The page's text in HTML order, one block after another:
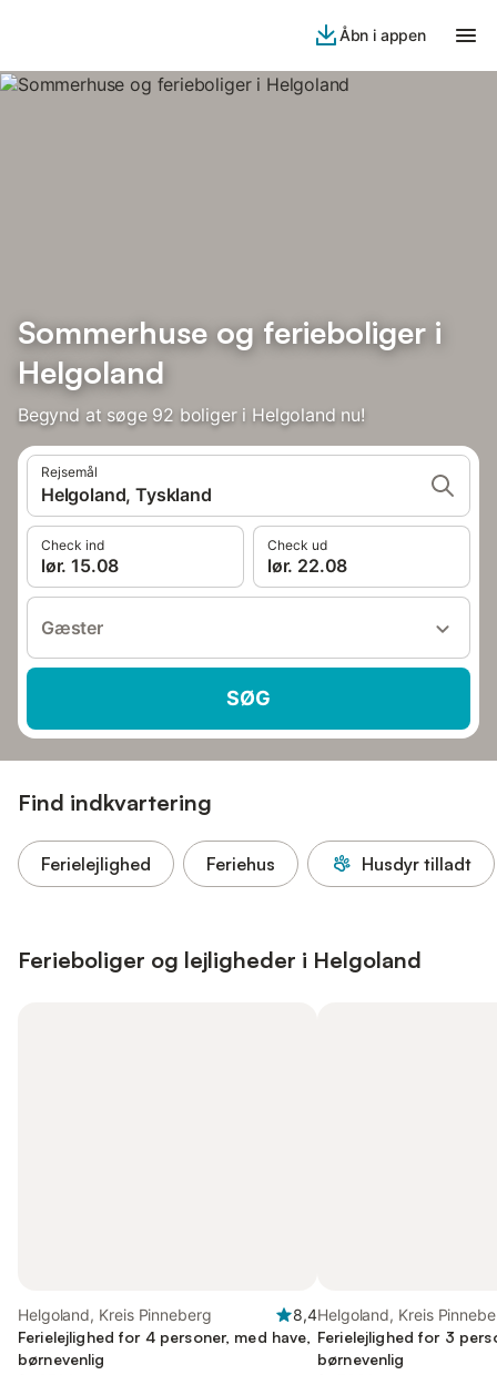
Åbn i appen
Sommerhuse og ferieboliger i
Helgoland
Begynd at søge 92 boliger i Helgoland nu!
Rejsemål
Helgoland, Tyskland
Check ind
lør. 15.08
Check ud
lør. 22.08
Gæster
SØG
Find indkvartering
Ferielejlighed Feriehus Husdyr tilladt
Ferieboliger og lejligheder i Helgoland
Helgoland, Kreis Pinneberg
8,4
Ferielejlighed for 4 personer, med have,
børnevenlig
Helgoland, Kreis
Ferielejlighed for 3
børnevenlig